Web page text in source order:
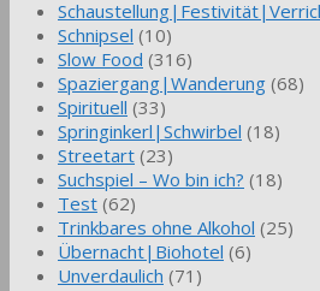
Schnipsel (10)
Slow Food (316)
Spaziergang|Wanderung (68)
Spirituell (33)
Springinkerl|Schwirbel (18)
Streetart (23)
Suchspiel – Wo bin ich? (18)
Test (62)
Trinkbares ohne Alkohol (25)
Übernacht|Biohotel (6)
Unverdaulich (71)